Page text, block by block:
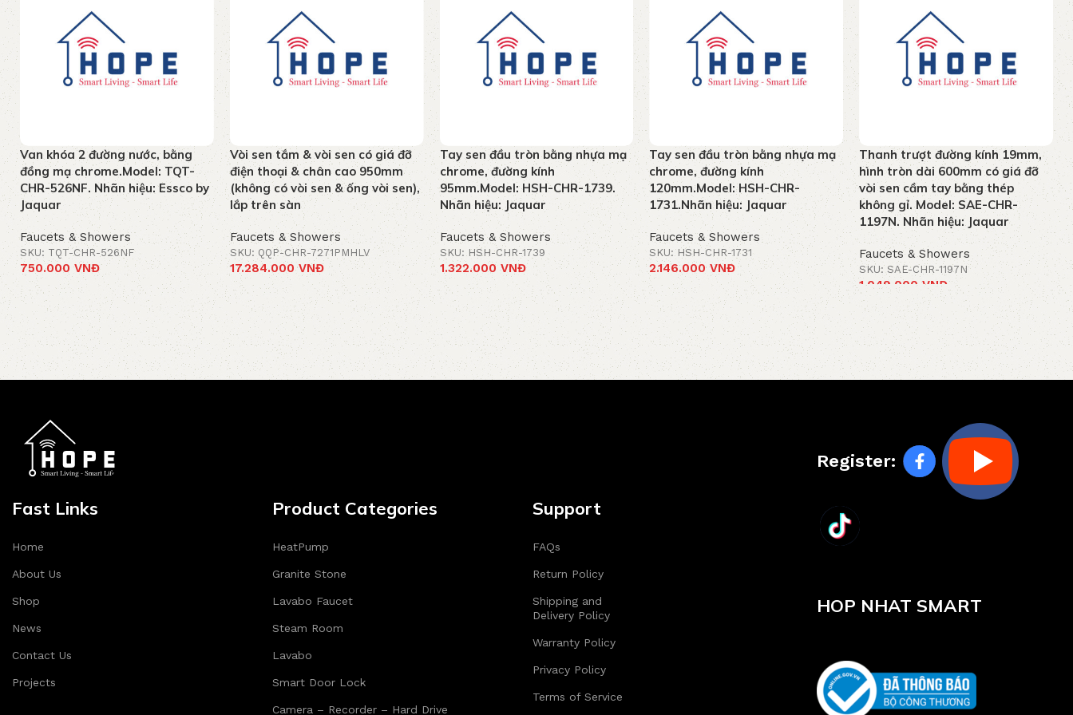
Van khóa 2 đường nước, bằng
đồng mạ chrome.Model: TQT-
CHR-526NF. Nhãn hiệu: Essco by
Jaquar
Faucets & Showers
SKU: TQT-CHR-526NF
750.000VNĐ
Add to cart
Vòi sen tắm & vòi sen có giá đỡ
điện thoại & chân cao 950mm
(không có vòi sen & ống vòi sen),
lắp trên sàn
Faucets & Showers
SKU: QQP-CHR-7271PMHLV
17.284.000VNĐ
Add to cart
Tay sen đầu tròn bằng nhựa mạ
chrome, đường kính
95mm.Model: HSH-CHR-1739.
Nhãn hiệu: Jaquar
Faucets & Showers
SKU: HSH-CHR-1739
1.322.000VNĐ
Add to cart
Tay sen đầu tròn bằng nhựa mạ
chrome, đường kính
120mm.Model: HSH-CHR-
1731.Nhãn hiệu: Jaquar
Faucets & Showers
SKU: HSH-CHR-1731
2.146.000VNĐ
Add to cart
Thanh trượt đường kính 19mm,
hình tròn dài 600mm có giá đỡ
vòi sen cầm tay bằng thép
không gỉ. Model: SAE-CHR-
1197N. Nhãn hiệu: Jaquar
Faucets & Showers
SKU: SAE-CHR-1197N
1.049.000VNĐ
Add to cart
Fast Links
Home
About Us
Shop
News
Contact Us
Projects
Product Categories
HeatPump
Granite Stone
Lavabo Faucet
Steam Room
Lavabo
Smart Door Lock
Camera – Recorder – Hard Drive
Support
FAQs
Return Policy
Shipping and
Delivery Policy
Warranty Policy
Privacy Policy
Terms of Service
Register:
HOP NHAT SMART